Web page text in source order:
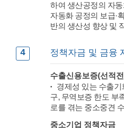
하여 생산공정의 자
자동화 공정의 보급·
반의 생산성 향상 및
4 정책자금 및 금융
수출신용보증(선적
경제성 있는 수출
구, 무역보증 한도 부
로를 겪는 중소중견
중소기업 정책자금